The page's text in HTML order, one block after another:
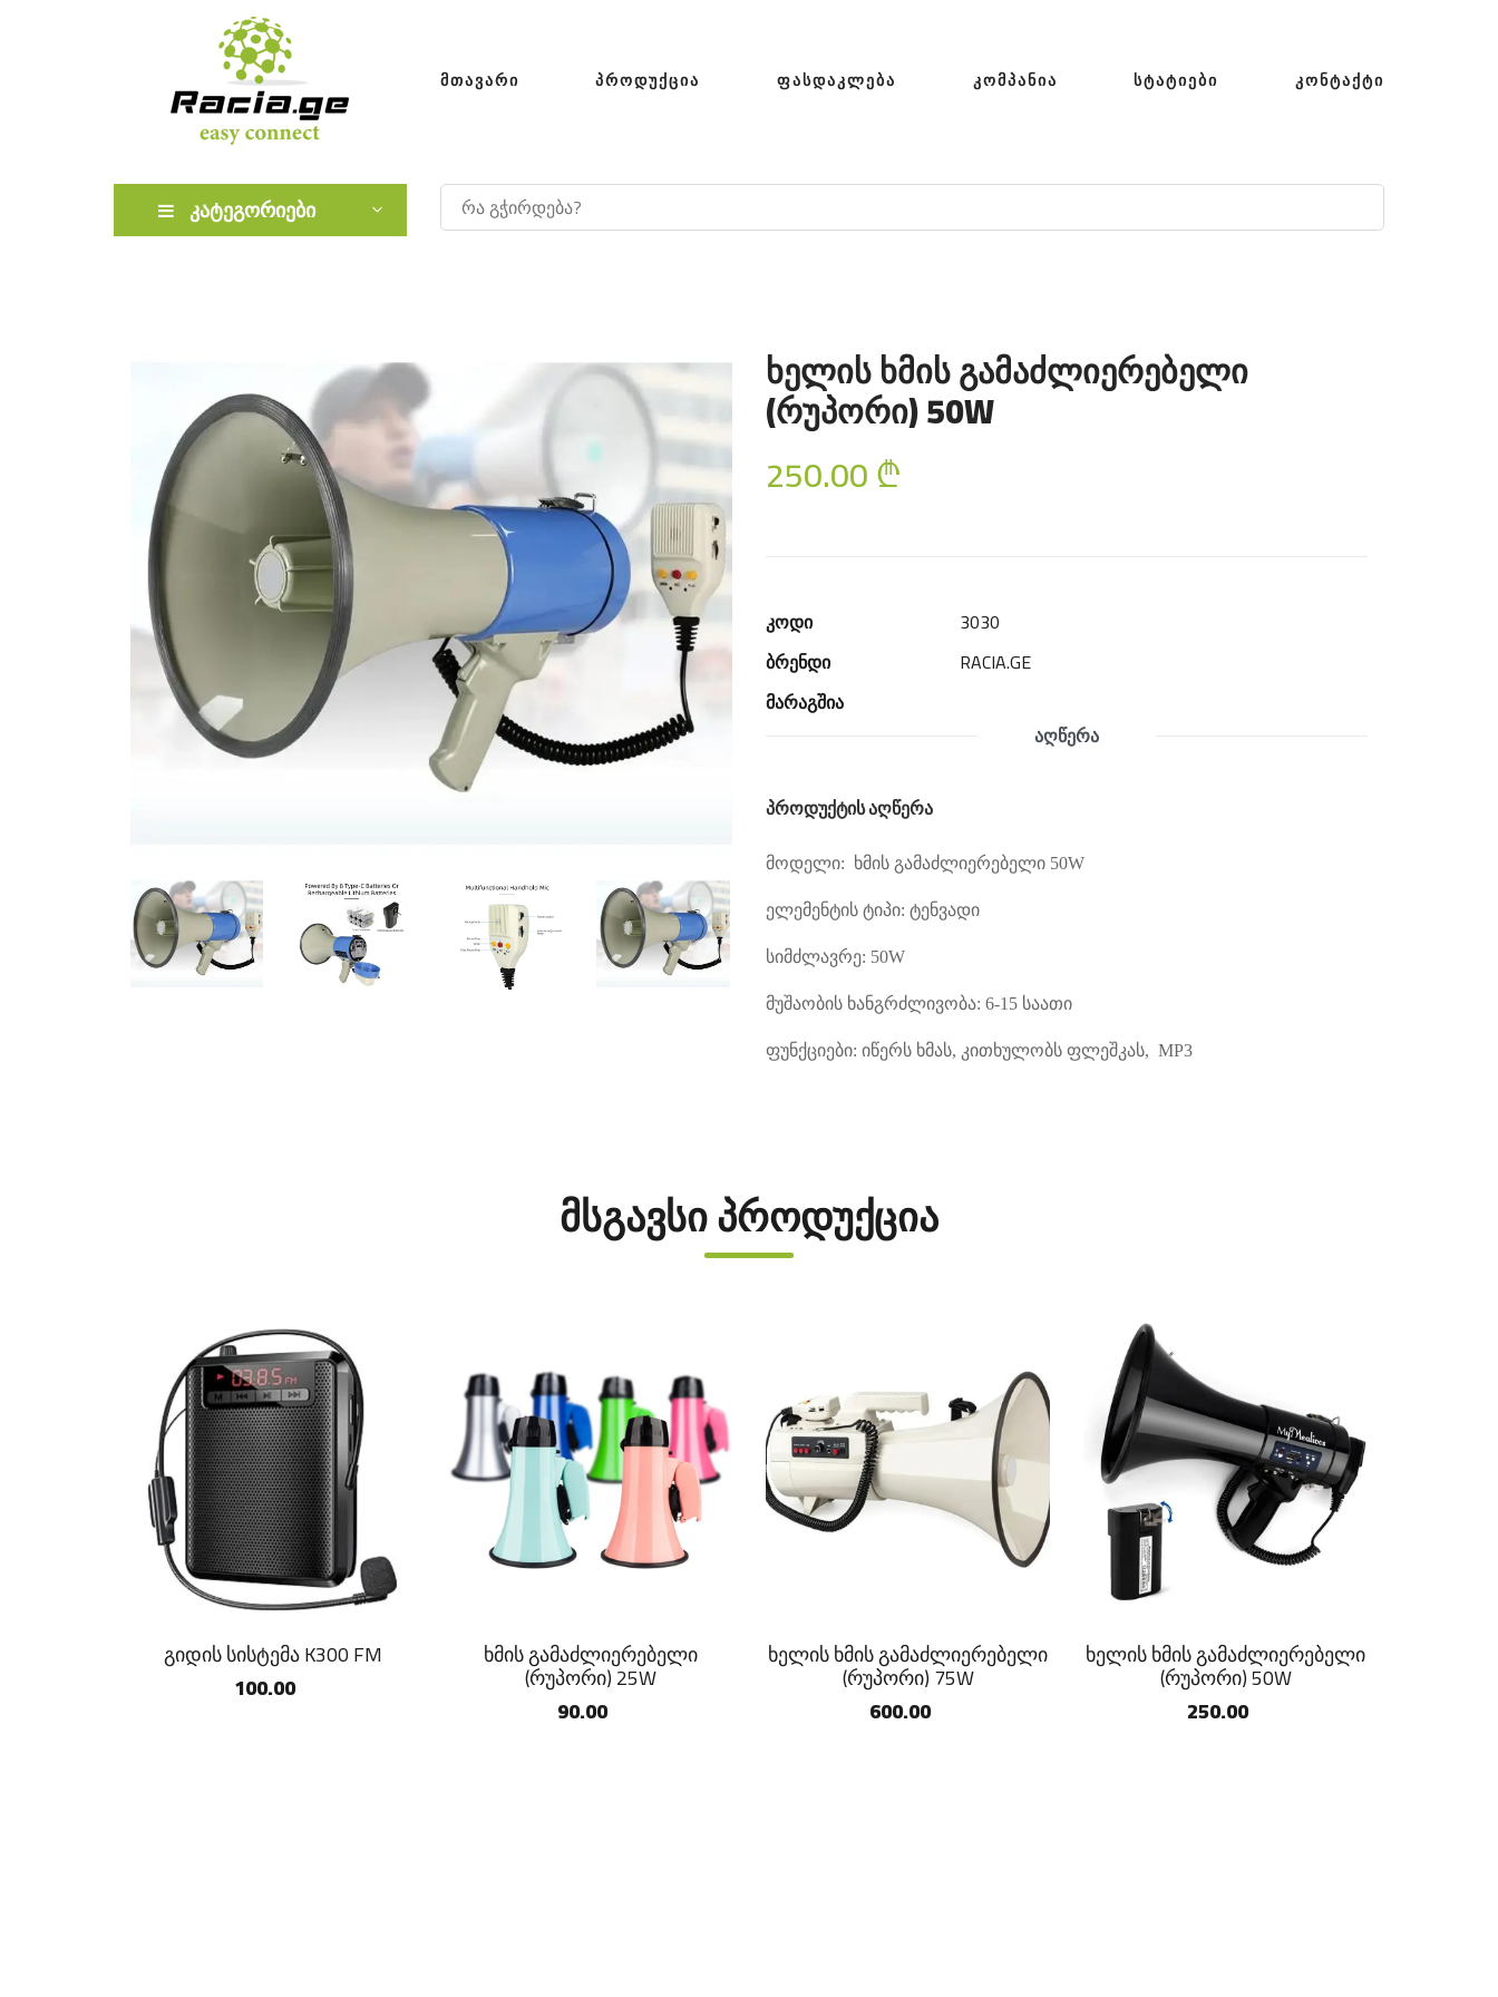
ᲛᲗᲐᲕᲐᲠᲘ ᲞᲠᲝᲓᲣᲥᲪᲘᲐ ᲤᲐᲡᲓᲐᲙᲚᲔᲑᲐ ᲙᲝᲛᲞᲐᲜᲘᲐ ᲡᲢᲐᲢᲘᲔᲑᲘ ᲙᲝᲜᲢᲐᲥᲢᲘ
კატეგორიები
ხელის ხმის გამაძლიერებელი
(რუპორი) 50W
250.00 ₾
კოდი
3030
ბრენდი
RACIA.GE
მარაგშია
აღწერა
პროდუქტის აღწერა
მოდელი: ხმის გამაძლიერებელი 50W
ელემენტის ტიპი: ტენვადი
სიმძლავრე: 50W
მუშაობის ხანგრძლივობა: 6-15 საათი
ფუნქციები: იწერს ხმას, კითხულობს ფლეშკას, MP3
მსგავსი პროდუქცია
გიდის სისტემა K300 FM
100.00
ხმის გამაძლიერებელი
(რუპორი) 25W
90.00
ხელის ხმის გამაძლიერებელი
(რუპორი) 75W
600.00
ხელის ხმის გამაძლიერებელი
(რუპორი) 50W
250.00